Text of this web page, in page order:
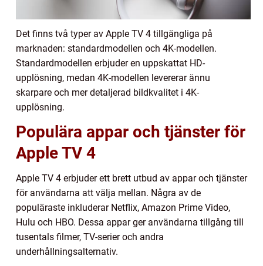
Det finns två typer av Apple TV 4 tillgängliga på
marknaden: standardmodellen och 4K-modellen.
Standardmodellen erbjuder en uppskattat HD-
upplösning, medan 4K-modellen levererar ännu
skarpare och mer detaljerad bildkvalitet i 4K-
upplösning.
Populära appar och tjänster för
Apple TV 4
Apple TV 4 erbjuder ett brett utbud av appar och tjänster
för användarna att välja mellan. Några av de
populäraste inkluderar Netflix, Amazon Prime Video,
Hulu och HBO. Dessa appar ger användarna tillgång till
tusentals filmer, TV-serier och andra
underhållningsalternativ.